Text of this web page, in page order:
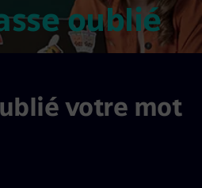
oublié
votre mot